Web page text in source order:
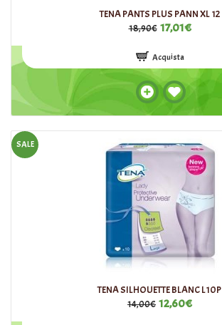
TENA PANTS PLUS PANN XL 12
18,90€ 17,01€
Acquista
SALE
TENA SILHOUETTE BLANC L10P
14,00€ 12,60€